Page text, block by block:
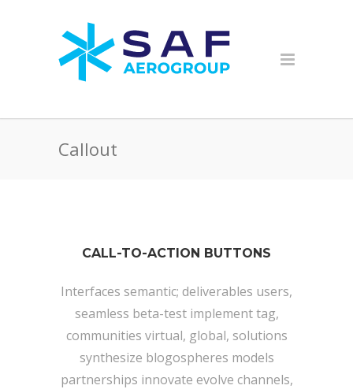
Callout
CALL-TO-ACTION BUTTONS
Interfaces semantic; deliverables users,
seamless beta-test implement tag,
communities virtual, global, solutions
synthesize blogospheres models
partnerships innovate evolve channels,